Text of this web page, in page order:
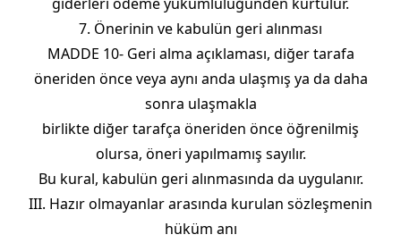
7. Önerinin ve kabulün geri alınması
MADDE 10- Geri alma açıklaması, diğer tarafa
öneriden önce veya aynı anda ulaşmış ya da daha
sonra ulaşmakla
birlikte diğer tarafça öneriden önce öğrenilmiş
olursa, öneri yapılmamış sayılır.
Bu kural, kabulün geri alınmasında da uygulanır.
III. Hazır olmayanlar arasında kurulan sözleşmenin
hüküm anı